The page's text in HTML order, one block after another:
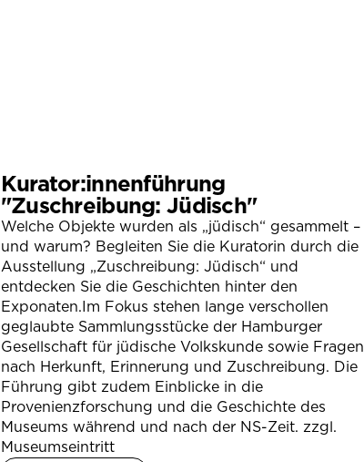
Kurator:innenführung
"Zuschreibung: Jüdisch"
Welche Objekte wurden als „jüdisch“ gesammelt –
und warum? Begleiten Sie die Kuratorin durch die
Ausstellung „Zuschreibung: Jüdisch“ und
entdecken Sie die Geschichten hinter den
Exponaten.Im Fokus stehen lange verschollen
geglaubte Sammlungsstücke der Hamburger
Gesellschaft für jüdische Volkskunde sowie Fragen
nach Herkunft, Erinnerung und Zuschreibung. Die
Führung gibt zudem Einblicke in die
Provenienzforschung und die Geschichte des
Museums während und nach der NS-Zeit. zzgl.
Museumseintritt